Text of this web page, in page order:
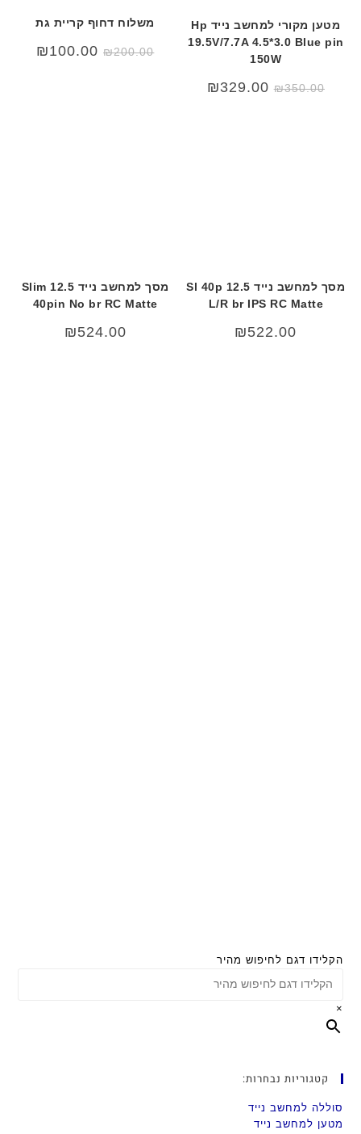
מטען מקורי למחשב נייד Hp
19.5V/7.7A 4.5*3.0 Blue pin
150W
₪350.00
המחיר
המקורי
₪329.00
משלוח דחוף קריית גת
₪200.00
המחיר
המקורי
₪100.00
המחיר
הנוכחי
מסך למחשב נייד 12.5 Sl 40p
L/R br IPS RC Matte
₪522.00
מסך למחשב נייד 12.5 Slim
40pin No br RC Matte
₪524.00
הקלידו דגם לחיפוש מהיר
×
קטגוריות נבחרות:
סוללה למחשב נייד
מטען למחשב נייד